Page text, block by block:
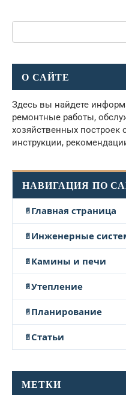
О САЙТЕ
Здесь вы найдете
ремонтные работы,
хозяйственных построек
инструкции,
НАВИГАЦИЯ ПО
Главная страница
Инженерные
Камины и печи
Утепление
Планирование
Статьи
МЕТКИ